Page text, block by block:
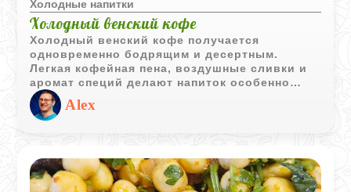
Холодные напитки
Холодный венский кофе
Холодный венский кофе получается
одновременно бодрящим и десертным.
Легкая кофейная пена, воздушные сливки и
аромат специй делают напиток особенно
приятным в жаркий день или когда хочется
чего-то кофейного, но не слишком тяжелого.
Alex